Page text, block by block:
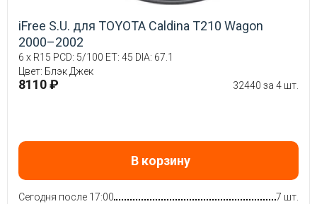
iFree S.U. для TOYOTA Caldina T210 Wagon
2000–2002
6 x R15 PCD: 5/100 ET: 45 DIA: 67.1
Цвет: Блэк Джек
8110 ₽ 32440 за 4 шт.
В корзину
Сегодня после 17:00
7 шт.